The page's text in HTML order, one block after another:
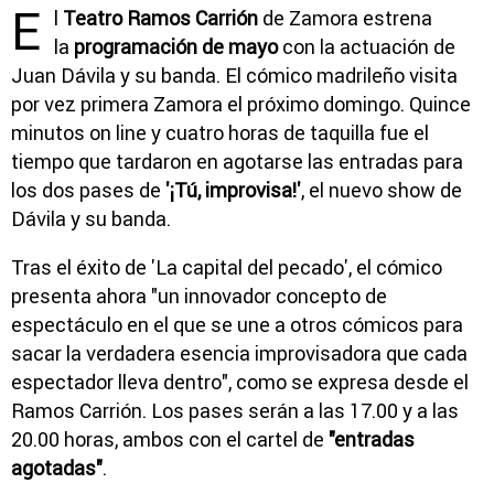
E l Teatro Ramos Carrión de Zamora estrena
la programación de mayocon la actuación de
Juan Dávila y su banda. El cómico madrileño visita
por vez primera Zamora el próximo domingo. Quince
minutos on line y cuatro horas de taquilla fue el
tiempo que tardaron en agotarse las entradas para
los dos pases de '¡Tú, improvisa!', el nuevo show de
Dávila y su banda.
Tras el éxito de 'La capital del pecado', el cómico
presenta ahora "un innovador concepto de
espectáculo en el que se une a otros cómicos para
sacar la verdadera esencia improvisadora que cada
espectador lleva dentro", como se expresa desde el
Ramos Carrión. Los pases serán a las 17.00 y a las
20.00 horas, ambos con el cartel de "entradas
agotadas".